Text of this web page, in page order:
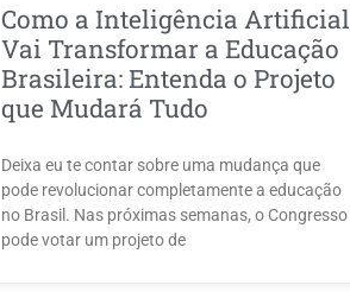
Como a Inteligência Artificial
Vai Transformar a Educação
Brasileira: Entenda o Projeto
que Mudará Tudo
Deixa eu te contar sobre uma mudança que
pode revolucionar completamente a educação
no Brasil. Nas próximas semanas, o Congresso
pode votar um projeto de